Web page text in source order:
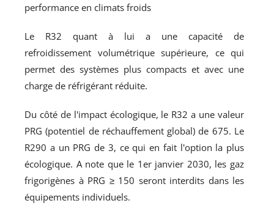
performance en climats froids
Le R32 quant à lui a une capacité de
refroidissement volumétrique supérieure, ce qui
permet des systèmes plus compacts et avec une
charge de réfrigérant réduite.
Du côté de l'impact écologique, le R32 a une valeur
PRG (potentiel de réchauffement global) de 675. Le
R290 a un PRG de 3, ce qui en fait l'option la plus
écologique. A note que le 1er janvier 2030, les gaz
frigorigènes à PRG ≥ 150 seront interdits dans les
équipements individuels.